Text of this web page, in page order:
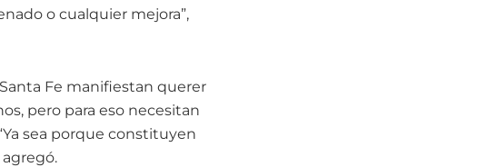
o cualquier mejora”,
Fe manifiestan querer
pero para eso necesitan
sea porque constituyen